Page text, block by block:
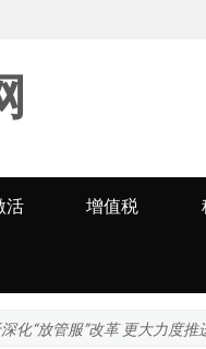
活 增值税
化“放管服”改革 更大力度